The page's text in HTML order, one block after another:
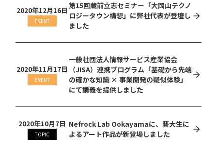
2020年12月16日
EVENT
第15回蔵前立志セミナー「大岡山テクノ
ロジータウン構想」に弊社代表が登壇し
ました
2020年11月17日
EVENT
一般社団法人情報サービス産業協会
（JISA）連携プログラム「基礎から先端
の確かな知識 × 事業開発の疑似体験」
にて講義を提供しました
2020年10月7日
TOPIC
Nefrock Lab Ookayamaに、藝大生に
よるアート作品が新登場しました